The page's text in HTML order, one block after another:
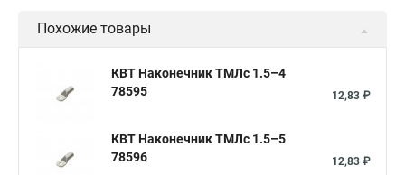
Похожие товары
КВТ Наконечник ТМЛс 1.5–4
78595
12,83 ₽
КВТ Наконечник ТМЛс 1.5–5
78596
12,83 ₽